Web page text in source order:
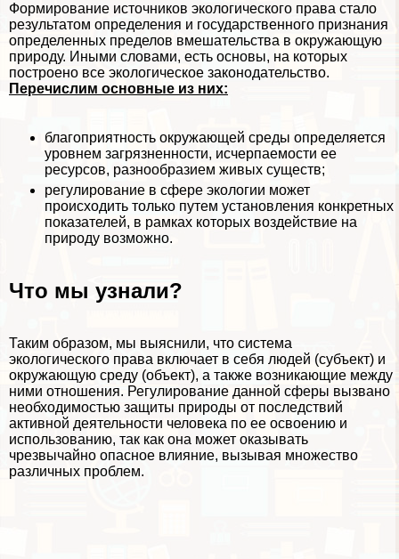
Формирование источников экологического права стало
результатом определения и государственного признания
определенных пределов вмешательства в окружающую
природу. Иными словами, есть основы, на которых
построено все экологическое законодательство.
Перечислим основные из них:
благоприятность окружающей среды определяется
уровнем загрязненности, исчерпаемости ее
ресурсов, разнообразием живых существ;
регулирование в сфере экологии может
происходить только путем установления конкретных
показателей, в рамках которых воздействие на
природу возможно.
Что мы узнали?
Таким образом, мы выяснили, что система
экологического права включает в себя людей (субъект) и
окружающую среду (объект), а также возникающие между
ними отношения. Регулирование данной сферы вызвано
необходимостью защиты природы от последствий
активной деятельности человека по ее освоению и
использованию, так как она может оказывать
чрезвычайно опасное влияние, вызывая множество
различных проблем.